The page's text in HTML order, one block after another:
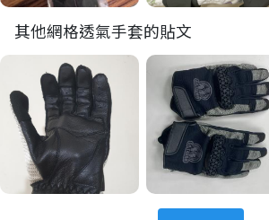
其他網格透氣手套的貼文